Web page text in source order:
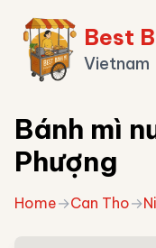
Best
Vietnam
Bánh mì
Phượng
Home→Can Tho→